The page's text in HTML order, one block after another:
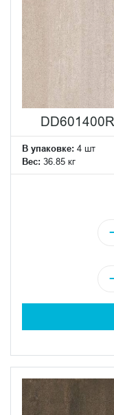
В упаковке: 4 шт
Вес: 36.85 кг